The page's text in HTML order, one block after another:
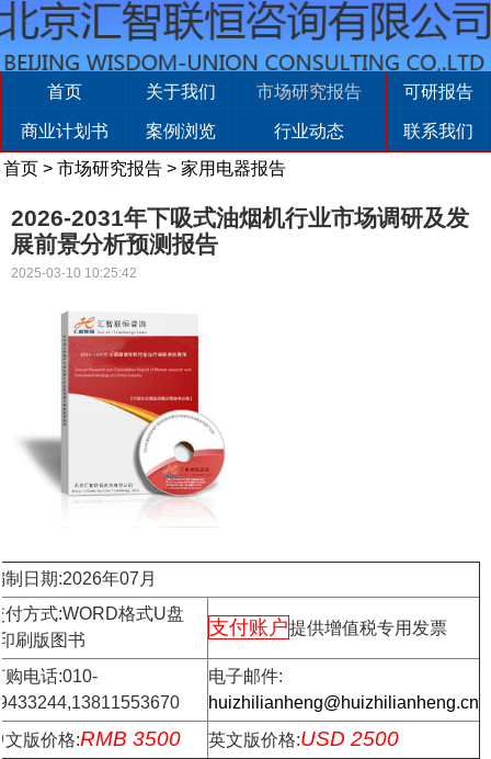
首页 关于我们 市场研究报告 可研报告
商业计划书 案例浏览 行业动态
联系我们
首页 > 市场研究报告 > 家用电器报告
2026-2031年下吸式油烟机行业市场调研及发
展前景分析预测报告
2025-03-10 10:25:42
制日期:2026年07月
付方式:WORD格式U盘
刷版图书
支付账户提供增值税专用发票
购电话:010-
电子邮件:
huizhilianheng@huizhilianheng.cn
文版价格:RMB 3500 英文版价格:USD 2500